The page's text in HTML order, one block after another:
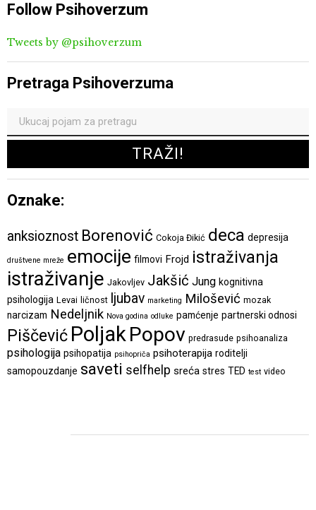
Follow Psihoverzum
Tweets by @psihoverzum
Pretraga Psihoverzuma
Oznake:
anksioznost Borenović Cokoja Đikić deca depresija
društvene mreže emocije filmovi Frojd istraživanja
istraživanje Jakovljev Jakšić Jung kognitivna
psihologija Levai ličnost ljubav marketing Milošević mozak
narcizam Nedeljnik Nova godina odluke pamćenje partnerski odnosi
Piščević PoljakPopov predrasude psihoanaliza
psihologija psihopatija psihopriča psihoterapija roditelji
samopouzdanje saveti selfhelp sreća stres TED test video